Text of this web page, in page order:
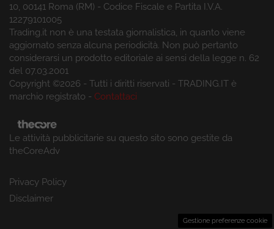
10, 00141 Roma (RM) - Codice Fiscale e Partita I.V.A.
12279101005
Trading.it non è una testata giornalistica, in quanto viene
aggiornato senza alcuna periodicità. Non può pertanto
considerarsi un prodotto editoriale ai sensi della legge n. 62
del 07.03.2001
Copyright ©2026 - Tutti i diritti riservati - TRADING.IT è
marchio registrato - Contattaci
Le attività pubblicitarie su questo sito sono gestite da
theCoreAdv
Privacy Policy
Disclaimer
Gestione preferenze cookie